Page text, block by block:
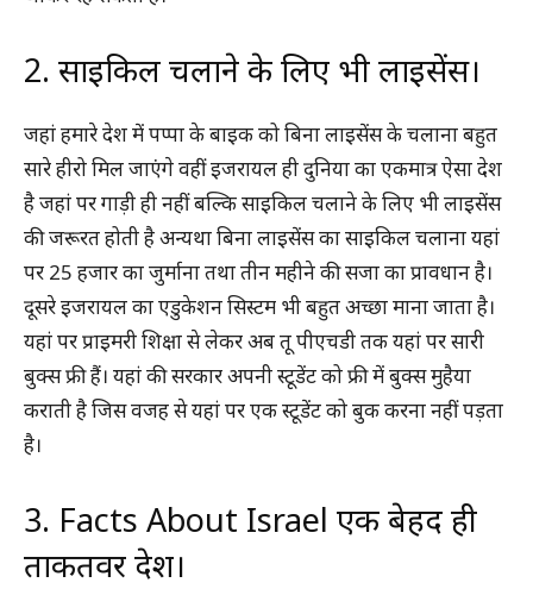
2. साइकिल चलाने के लिए भी लाइसेंस।
जहां हमारे देश में पप्पा के बाइक को बिना लाइसेंस के चलाना बहुत
सारे हीरो मिल जाएंगे वहीं इजरायल ही दुनिया का एकमात्र ऐसा देश
है जहां पर गाड़ी ही नहीं बल्कि साइकिल चलाने के लिए भी लाइसेंस
की जरूरत होती है अन्यथा बिना लाइसेंस का साइकिल चलाना यहां
पर 25 हजार का जुर्माना तथा तीन महीने की सजा का प्रावधान है।
दूसरे इजरायल का एडुकेशन सिस्टम भी बहुत अच्छा माना जाता है।
यहां पर प्राइमरी शिक्षा से लेकर अब तू पीएचडी तक यहां पर सारी
बुक्स फ्री हैं। यहां की सरकार अपनी स्टूडेंट को फ्री में बुक्स मुहैया
कराती है जिस वजह से यहां पर एक स्टूडेंट को बुक करना नहीं पड़ता
है।
3. Facts About Israel एक बेहद ही
ताकतवर देश।